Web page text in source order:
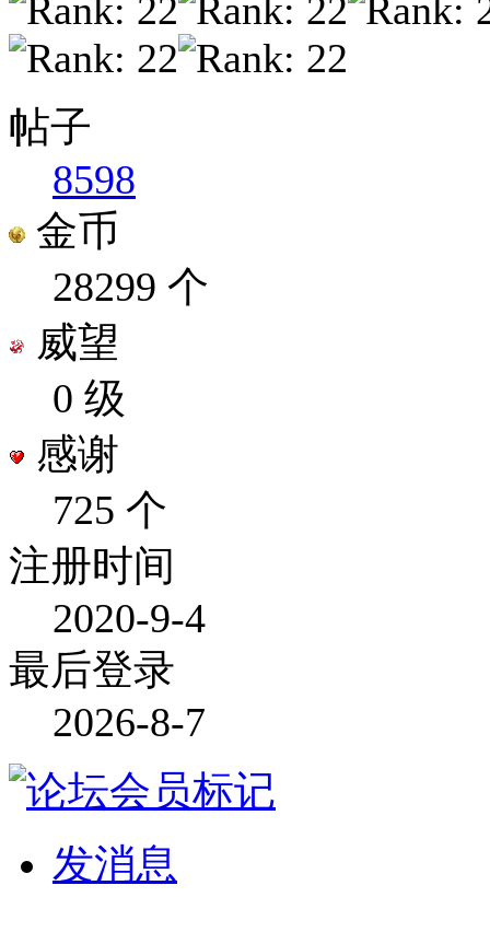
帖子
8598
金币
28299 个
威望
0 级
感谢
725 个
注册时间
2020-9-4
最后登录
2026-8-7
发消息